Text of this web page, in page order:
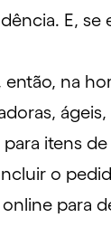
E,
na
itens
o
para